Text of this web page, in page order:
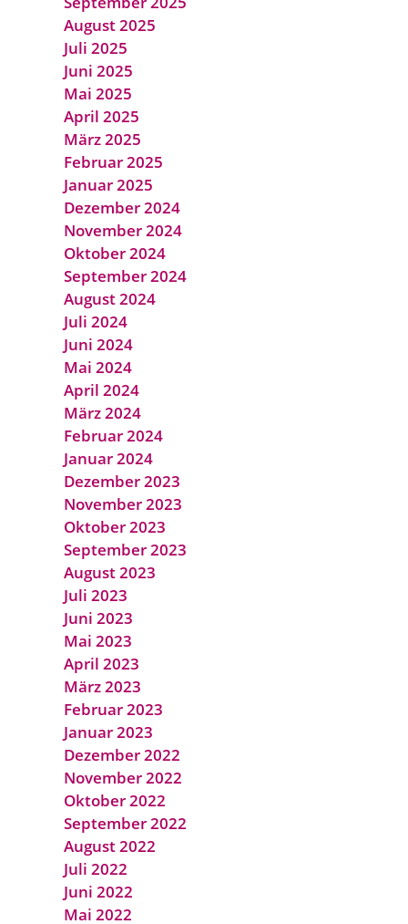
August 2025
Juli 2025
Juni 2025
Mai 2025
April 2025
März 2025
Februar 2025
Januar 2025
Dezember 2024
November 2024
Oktober 2024
September 2024
August 2024
Juli 2024
Juni 2024
Mai 2024
April 2024
März 2024
Februar 2024
Januar 2024
Dezember 2023
November 2023
Oktober 2023
September 2023
August 2023
Juli 2023
Juni 2023
Mai 2023
April 2023
März 2023
Februar 2023
Januar 2023
Dezember 2022
November 2022
Oktober 2022
September 2022
August 2022
Juli 2022
Juni 2022
Mai 2022